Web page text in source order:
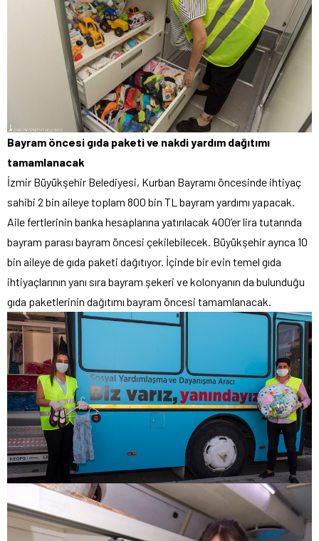
Bayram öncesi gıda paketi ve nakdi yardım dağıtımı
tamamlanacak
İzmir Büyükşehir Belediyesi, Kurban Bayramı öncesinde ihtiyaç
sahibi 2 bin aileye toplam 800 bin TL bayram yardımı yapacak.
Aile fertlerinin banka hesaplarına yatırılacak 400’er lira tutarında
bayram parası bayram öncesi çekilebilecek. Büyükşehir ayrıca 10
bin aileye de gıda paketi dağıtıyor. İçinde bir evin temel gıda
ihtiyaçlarının yanı sıra bayram şekeri ve kolonyanın da bulunduğu
gıda paketlerinin dağıtımı bayram öncesi tamamlanacak.